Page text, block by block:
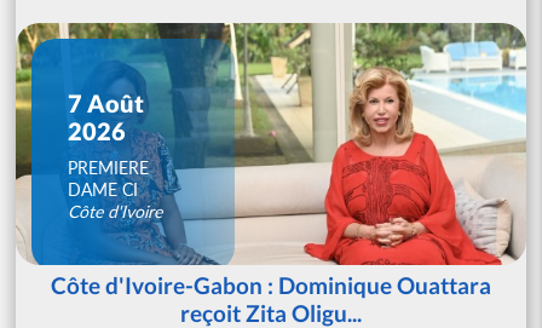
7 Août
2026
PREMIERE
DAME CI
Côte d'Ivoire
Côte d'Ivoire-Gabon : Dominique Ouattara
reçoit Zita Oligu...